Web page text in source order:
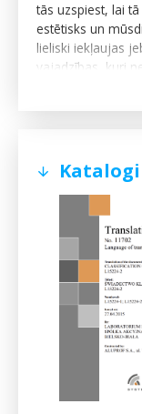
tās uzspiest, lai
estētisks un
lieliski iekļaujas
vajadzības, kuri